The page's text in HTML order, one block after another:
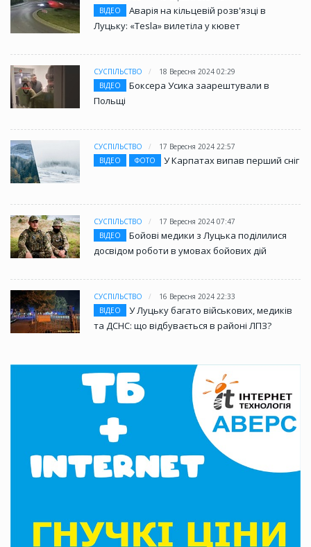
ВІДЕО
Аварія на кільцевій розв'язці в
Луцьку: «Tesla» вилетіла у кювет
СУСПІЛЬСТВО
18 Вересня 2024 02:29
ВІДЕО
Боксера Усика заарештували в
Польщі
СУСПІЛЬСТВО
17 Вересня 2024 22:57
ВІДЕО
ФОТО У Карпатах випав перший сніг
СУСПІЛЬСТВО
17 Вересня 2024 07:47
ВІДЕО
Бойові медики з Луцька поділилися
досвідом роботи в умовах бойових дій
СУСПІЛЬСТВО
16 Вересня 2024 22:33
ВІДЕО
У Луцьку багато військових, медиків
та ДСНС: що відбувається в районі ЛПЗ?